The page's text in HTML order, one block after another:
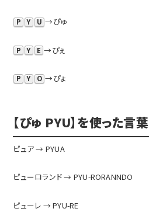
P Y U →ぴゅ
P Y E →ぴぇ
P Y O →ぴょ
【ぴゅ PYU】を使った言
ピュア → PYUA
ピューロランド → PYU-RORANNDO
ピューレ → PYU-RE